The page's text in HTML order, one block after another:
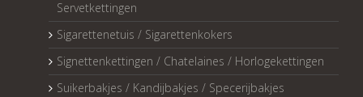
Servetkettingen
Sigarettenetuis / Sigarettenkokers
Signettenkettingen / Chatelaines / Horlogekettingen
Suikerbakjes / Kandijbakjes / Specerijbakjes